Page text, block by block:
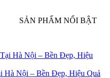
SẢN PHẨM NỔI BẬT
Hà Nội – Bền Đẹp, Hiệu Quả